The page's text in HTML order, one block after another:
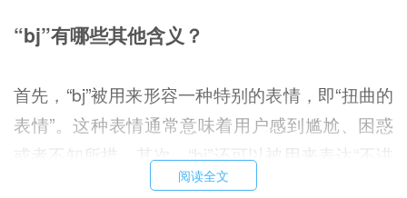
“bj”有哪些其他含义？
首先，“bj”被用来形容一种特别的表情，即“扭曲的
表情”。这种表情通常意味着用户感到尴尬、困惑
或者不知所措。其次，“bj”还可以被用来表达“不讲
道理”、“不靠谱”等贬义词语。例如，当一个人的行
阅读全文